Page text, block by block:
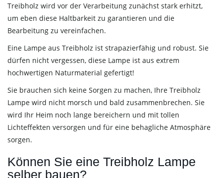
Treibholz wird vor der Verarbeitung zunächst stark erhitzt,
um eben diese Haltbarkeit zu garantieren und die
Bearbeitung zu vereinfachen.
Eine Lampe aus Treibholz ist strapazierfähig und robust. Sie
dürfen nicht vergessen, diese Lampe ist aus extrem
hochwertigen Naturmaterial gefertigt!
Sie brauchen sich keine Sorgen zu machen, Ihre Treibholz
Lampe wird nicht morsch und bald zusammenbrechen. Sie
wird Ihr Heim noch lange bereichern und mit tollen
Lichteffekten versorgen und für eine behagliche Atmosphäre
sorgen.
Können Sie eine Treibholz Lampe
selber bauen?